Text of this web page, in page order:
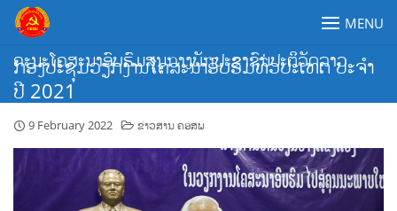
Skip
content
ຄະນະໂຄສະນາອົບຮົມສູນກາງພັກປະຊາຊົນປະຕິວັດລາວ
MENU
ກອງປະຊຸມວຽກງານໂຄສະນາອົບຮົມທົ່ວປະເທດ ປະຈໍາ
ປີ 2021
9 February 2022 ຂ່າວສານ ຄອສພ